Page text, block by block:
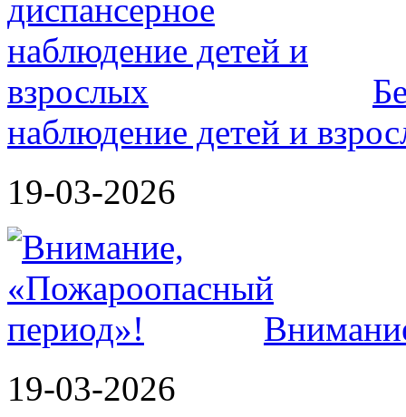
наблюдение детей и
19-03-2026
19-03-2026